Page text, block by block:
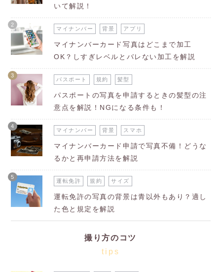
いて解説！
2
マイナンバー 背景 アプリ
マイナンバーカード写真はどこまで加工
OK？しすぎレベルとバレない加工を解説
3
パスポート 規約 髪型
パスポートの写真を申請するときの髪型の注
意点を解説！NGになる条件も！
4
マイナンバー 背景 スマホ
マイナンバーカード申請で写真不備！どうな
るかと再申請方法を解説
5
運転免許 規約 サイズ
運転免許の写真の背景は青以外もあり？適し
た色と規定を解説
撮り方のコツ
tips